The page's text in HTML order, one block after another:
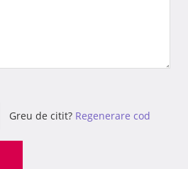
Greu de citit? Regenerare cod